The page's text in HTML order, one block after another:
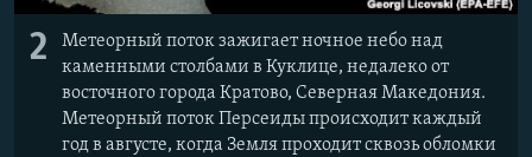
2
Метеорный поток зажигает ночное небо над
каменными столбами в Куклице, недалеко от
восточного города Кратово, Северная Македония.
Метеорный поток Персеиды происходит каждый
год в августе, когда Земля проходит сквозь обломки